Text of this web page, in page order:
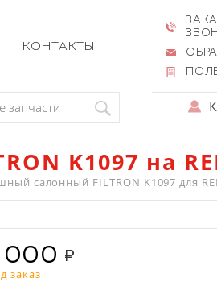
КОНТАКТЫ
K1097 на
салонный FILTRON K1097 для
000
заказ